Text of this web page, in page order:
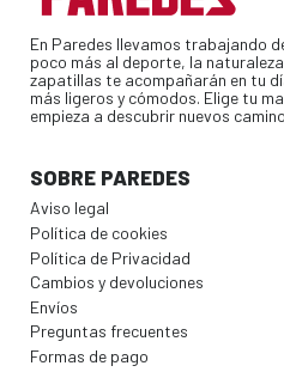
En Paredes llevamos trabajando
poco más al deporte, la
zapatillas te acompañarán en tu
más ligeros y cómodos. Elige tu
empieza a descubrir nuevos
SOBRE PAREDES
Aviso legal
Política de cookies
Política de Privacidad
Cambios y devoluciones
Envíos
Preguntas frecuentes
Formas de pago